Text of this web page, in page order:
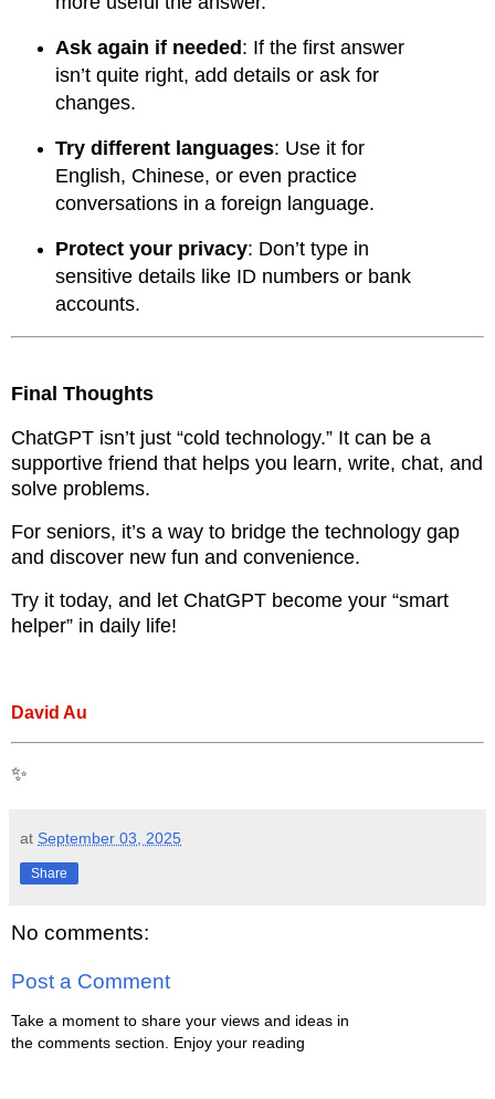
Ask again if needed : If the first answer
isn’t quite right, add details or ask for
changes.
Try different languages: Use it for
English, Chinese, or even practice
conversations in a foreign language.
Protect your privacy: Don’t type in
sensitive details like ID numbers or bank
accounts.
Final Thoughts
ChatGPT isn’t just “cold technology.” It can be a
supportive friend that helps you learn, write, chat, and
solve problems.
For seniors, it’s a way to bridge the technology gap
and discover new fun and convenience.
Try it today, and let ChatGPT become your “smart
helper” in daily life!
David Au
✨
at September 03, 2025
Share
No comments:
Post a Comment
Take a moment to share your views and ideas in
the comments section. Enjoy your reading